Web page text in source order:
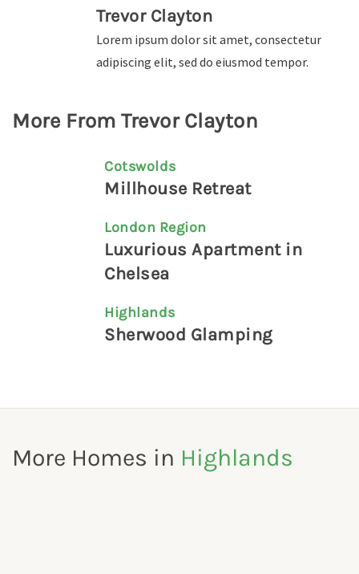
Trevor Clayton
Lorem ipsum dolor sit amet, consectetur
adipiscing elit, sed do eiusmod tempor.
More From Trevor Clayton
Cotswolds
Millhouse Retreat
London Region
Luxurious Apartment in
Chelsea
Highlands
Sherwood Glamping
More Homes in Highlands